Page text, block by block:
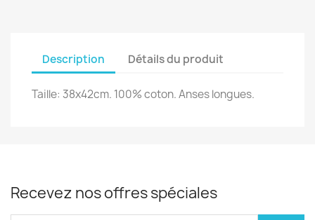
Description Détails du produit
Taille: 38x42cm. 100% coton. Anses longues.
Recevez nos offres spéciales